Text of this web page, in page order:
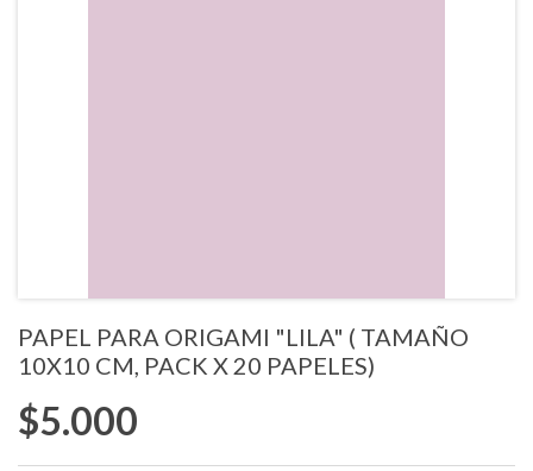
PAPEL PARA ORIGAMI "LILA" ( TAMAÑO
10X10 CM, PACK X 20 PAPELES)
$5.000